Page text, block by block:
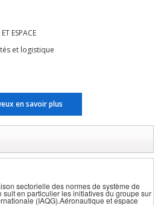
ESPACE
et logistique
en savoir plus
sectorielle des normes de système de
en particulier les initiatives du groupe sur
(IAQG).Aéronautique et espace